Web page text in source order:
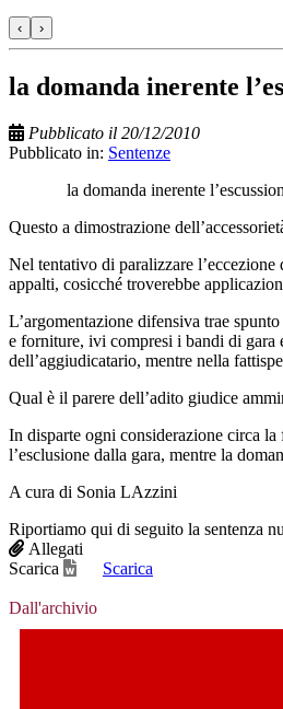
‹ ›
la domanda inerente
Pubblicato il 20/12/2010
Pubblicato in: Sentenze
la domanda inerente
Questo a dimostrazione
Nel tentativo di paralizzare
appalti, cosicché troverebbe
L’argomentazione difensiva trae
e forniture, ivi compresi i bandi di gara
dell’aggiudicatario, mentre nella
Qual è il parere dell’adito giudice
In disparte ogni considerazione circa
l’esclusione dalla gara, mentre la
A cura di Sonia LAzzini
Riportiamo qui di seguito la sentenza
Allegati
Scarica
Scarica
Dall'archivio